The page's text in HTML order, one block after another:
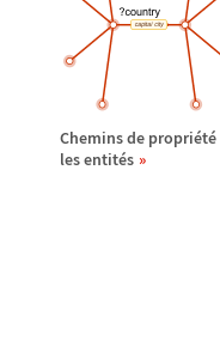
Chemins de propriété
les entités